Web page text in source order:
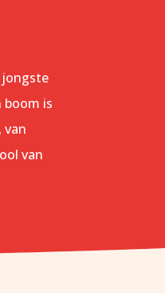
jongste
boom is
van
van